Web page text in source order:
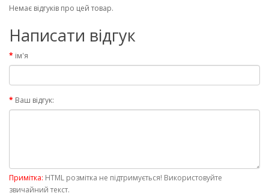
Немає відгуків про цей товар.
Написати відгук
ім'я
Ваш відгук:
Примітка: HTML розмітка не підтримується! Використовуйте
звичайний текст.